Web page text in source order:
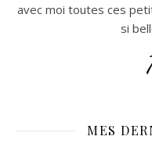
avec moi toutes ces
si
MES